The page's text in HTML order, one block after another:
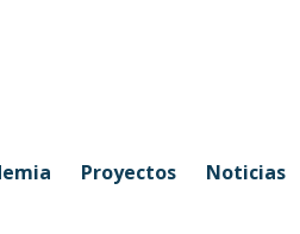
Proyectos Noticias